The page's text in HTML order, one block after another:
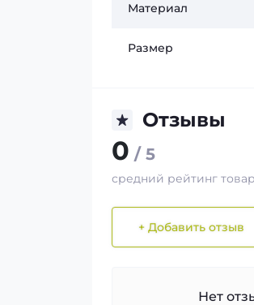
Материал
Размер
Отзывы
0 / 5
средний рейтинг
+ Добавить отзыв
Нет